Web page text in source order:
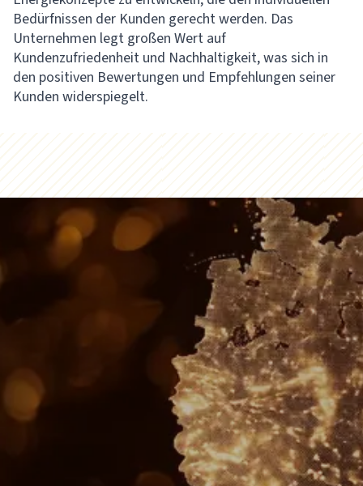
Bedürfnissen der Kunden gerecht werden. Das
Unternehmen legt großen Wert auf
Kundenzufriedenheit und Nachhaltigkeit, was sich in
den positiven Bewertungen und Empfehlungen seiner
Kunden widerspiegelt.